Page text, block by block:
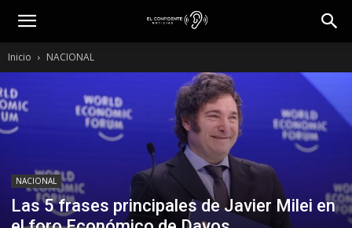
Inicio NACIONAL
NACIONAL
Las 5 frases principales de Javier Milei en